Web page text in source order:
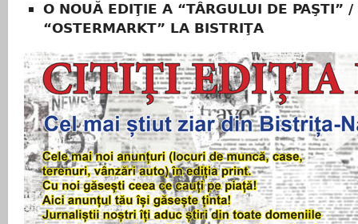
O NOUĂ EDIŢIE A “TÂRGULUI DE PAŞTI” /
“OSTERMARKT” LA BISTRIŢA